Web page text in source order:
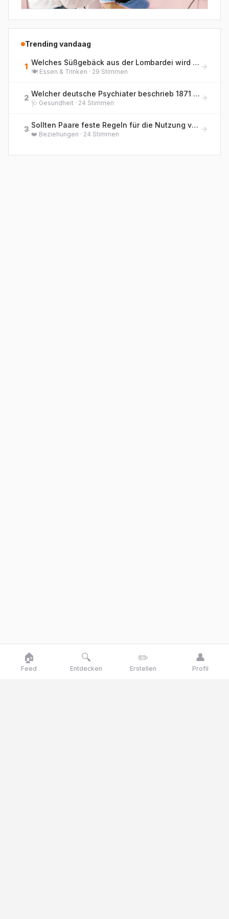
Trending vandaag
1 Welches Süßgebäck aus der Lombardei wird traditionell zu Weihnachten gegessen und enthält kandierte Früchte sowie Rosinen?
🍽️ Essen & Trinken · 29 Stimmen
2 Welcher deutsche Psychiater beschrieb 1871 erstmals die 'Hebephrenie' als eigenständige Form der jugendlichen Geisteskrankheit?
🩺 Gesundheit · 24 Stimmen
3 Sollten Paare feste Regeln für die Nutzung von KI-Chatbots als emotionale Gesprächspartner haben?
❤️ Beziehungen · 24 Stimmen
🏠
Feed
🔍
Entdecken
✏️
Erstellen
👤
Profil